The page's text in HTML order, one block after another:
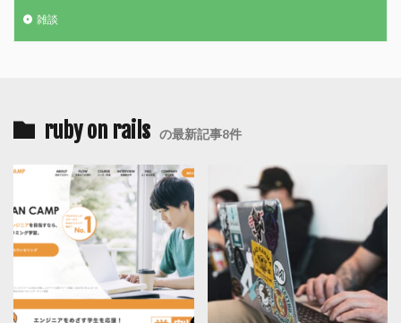
雑談
ruby on rails の最新記事8件